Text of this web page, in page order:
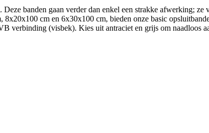
banden gaan verder dan enkel een strakke afwerking; ze
cm en 6x30x100 cm, bieden onze basic
verbinding (visbek). Kies uit antraciet en grijs om naadloos